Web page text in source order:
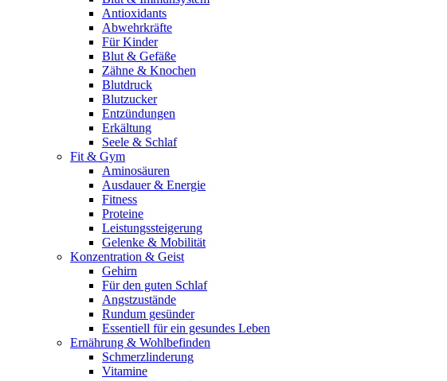
Antioxidants
Abwehrkräfte
Für Kinder
Blut & Gefäße
Zähne & Knochen
Blutdruck
Blutzucker
Entzündungen
Erkältung
Seele & Schlaf
Fit & Gym
Aminosäuren
Ausdauer & Energie
Fitness
Proteine
Leistungssteigerung
Gelenke & Mobilität
Konzentration & Geist
Gehirn
Für den guten Schlaf
Angstzustände
Rundum gesünder
Essentiell für ein gesundes Leben
Ernährung & Wohlbefinden
Schmerzlinderung
Vitamine